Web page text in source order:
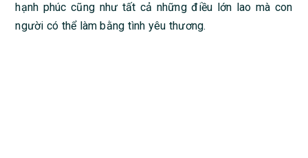
hạnh phúc cũng như tất cả những điều lớn lao mà con
người có thể làm bằng tình yêu thương.